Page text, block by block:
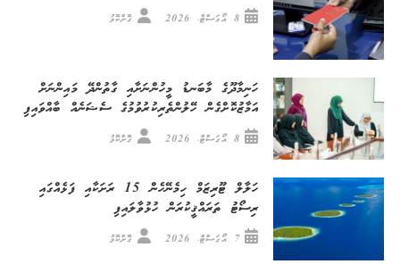
8 އޯގަސްޓް، 2026 ގޮށްކޮޅު
ހަނިމާދޫގެ މާބަނޑު މީހުންނަށާއި ގާތުންދޭ މައިންނަށް
އަމާޒުކޮށްގެން ހޭލުންތެރިކުރުވުމުގެ ސެޝަނެއް ބާއްވައިފި
8 އޯގަސްޓް، 2026 ގޮށްކޮޅު
ހަލާލް ޓޫރިޒަމް ހިމެނޭހެން 15 ރަށަކާއި ފަޅެއްގައި
ރިސޯޓު ތަރައްޤީކުރަން ހުޅުވާލައިފި
7 އޯގަސްޓް، 2026 ގޮށްކޮޅު